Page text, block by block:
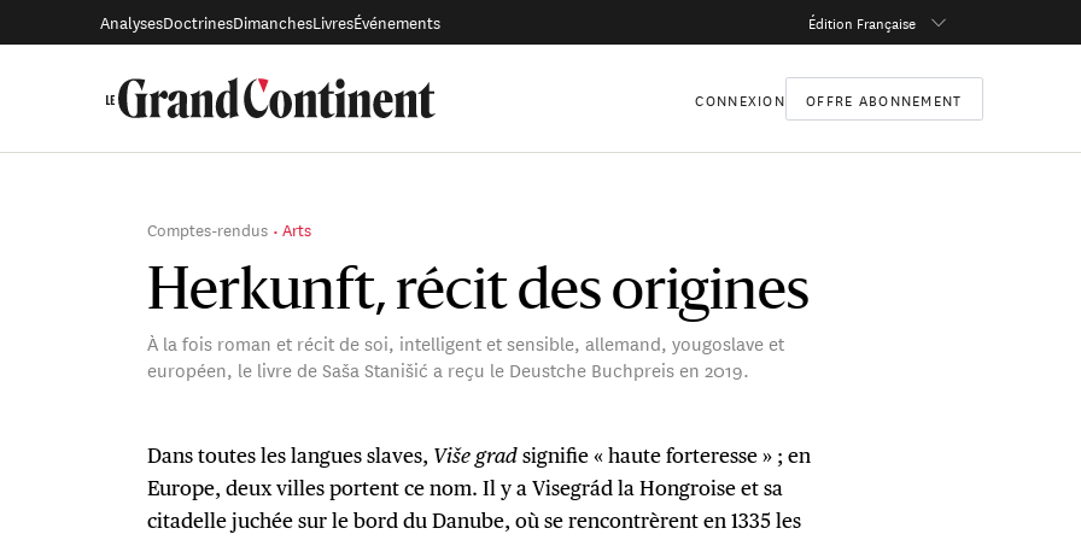
AnalysesDoctrinesDimanchesLivresÉvénements Édition Française
CONNEXION OFFRE ABONNEMENT
Herkunft, récit des origines
À la fois roman et récit de soi, intelligent et sensible, allemand, yougoslave et
européen, le livre de Saša Stanišić a reçu le Deustche Buchpreis en 2019.
Comptes-rendus Arts
Dans toutes les langues slaves, Više gradsignifie « haute forteresse » ; en
Europe, deux villes portent ce nom. Il y a Visegrád la Hongroise et sa
citadelle juchée sur le bord du Danube, où se rencontrèrent en 1335 les